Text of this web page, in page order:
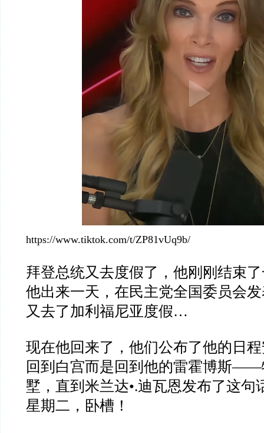
https://www.tiktok.com/t/ZP81vUq9b/
拜登总统又去度假了，他刚刚结束
他出来一天，在民主党全国委员会
又去了加利福尼亚度假…
现在他回来了，他们公布了他的日
回到白宫而是回到他的雷霍博斯——
墅，直到米兰达•.迪瓦恩发布了这句
星期二，卧槽！